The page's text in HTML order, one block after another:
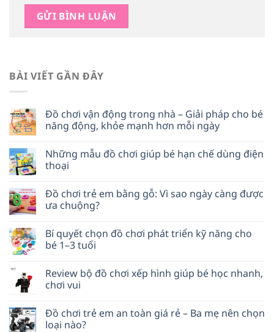
BÀI VIẾT GẦN ĐÂY
Đồ chơi vận động trong nhà – Giải pháp cho bé
năng động, khỏe mạnh hơn mỗi ngày
Những mẫu đồ chơi giúp bé hạn chế dùng điện
thoại
Đồ chơi trẻ em bằng gỗ: Vì sao ngày càng được
ưa chuộng?
Bí quyết chọn đồ chơi phát triển kỹ năng cho
bé 1–3 tuổi
Review bộ đồ chơi xếp hình giúp bé học nhanh,
chơi vui
Đồ chơi trẻ em an toàn giá rẻ – Ba mẹ nên chọn
loại nào?